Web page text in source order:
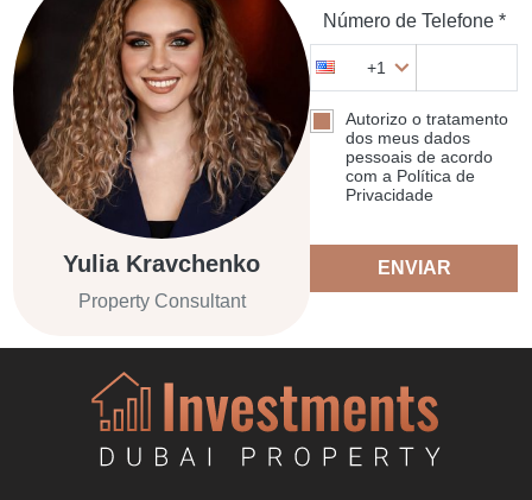
Yulia Kravchenko
Property Consultant
Número de Telefone *
+1
Autorizo o tratamento
dos meus dados
pessoais de acordo
com a Política de
Privacidade
ENVIAR